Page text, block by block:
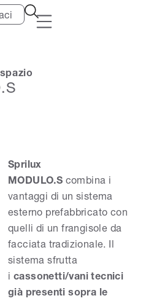
Sprilux
MODULO.S combina i
vantaggi di un sistema
esterno prefabbricato con
quelli di un frangisole da
facciata tradizionale. Il
sistema sfrutta
i cassonetti/vani tecnici
già presenti sopra le